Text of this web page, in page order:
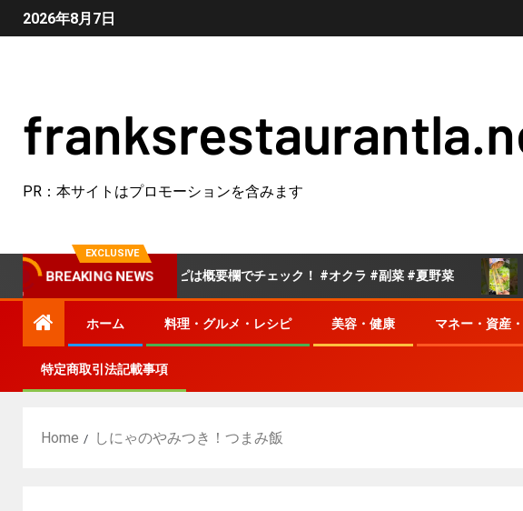
2026年8月7日
PR：本サイトはプロモーションを含みます
EXCLUSIVE
BREAKING NEWS
オクラ」詳しいレシピは概要欄でチェック！ #オクラ #副菜 #夏野菜 クッ
ホーム 料理・グルメ・レシピ 美容・健康 マネー・資産
特定商取引法記載事項
Home しにゃのやみつき！つまみ飯